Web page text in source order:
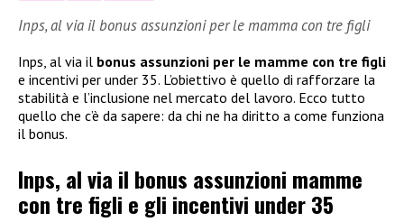
Inps, al via il bonus assunzioni per le mamma con tre figli
Inps, al via il bonus assunzioni per le mamme con tre figli
e incentivi per under 35. L’obiettivo è quello di rafforzare la
stabilità e l’inclusione nel mercato del lavoro. Ecco tutto
quello che c’è da sapere: da chi ne ha diritto a come funziona
il bonus.
Inps, al via il bonus assunzioni mamme
con tre figli e gli incentivi under 35